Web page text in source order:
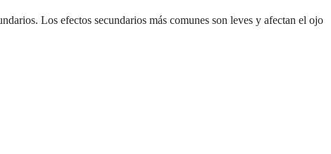
Los efectos secundarios más comunes son leves y afectan el ojo